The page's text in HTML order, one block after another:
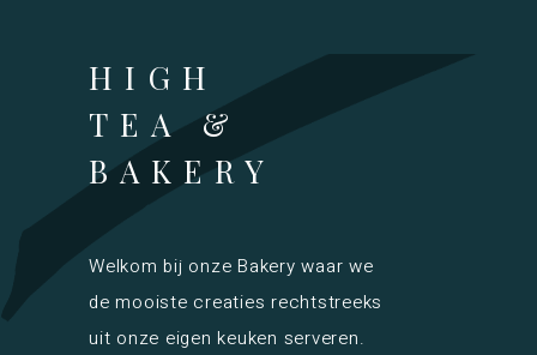
HIGH
TEA &
BAKERY
Welkom bij onze Bakery waar we
de mooiste creaties rechtstreeks
uit onze eigen keuken serveren.